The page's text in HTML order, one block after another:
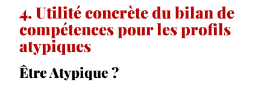
4. Utilité concrète du bilan de
compétences pour les profils
atypiques
Être Atypique ?